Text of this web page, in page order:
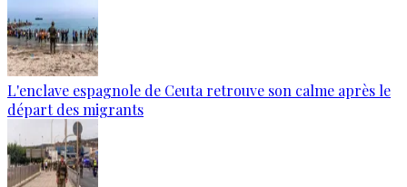
L'enclave espagnole de Ceuta retrouve son calme après le
départ des migrants